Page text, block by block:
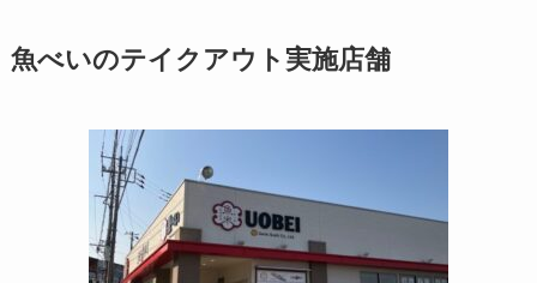
魚べいのテイクアウト実施店舗